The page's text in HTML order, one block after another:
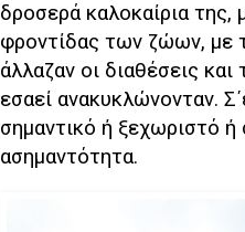
δροσερά καλοκαίρια της,
φροντίδας των ζώων, με
άλλαζαν οι διαθέσεις
εσαεί ανακυκλώνονταν.
σημαντικό ή ξεχωριστό ή
ασημαντότητα.